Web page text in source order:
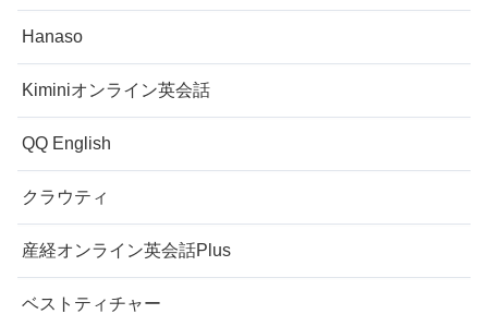
Hanaso
Kiminiオンライン英会話
QQ English
クラウティ
産経オンライン英会話Plus
ベストティチャー